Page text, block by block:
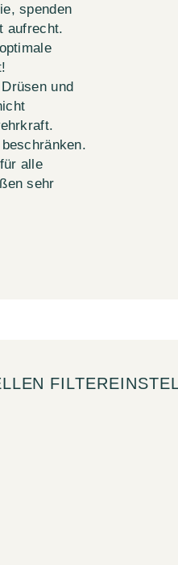
spenden
aufrecht.
und
alle
sehr